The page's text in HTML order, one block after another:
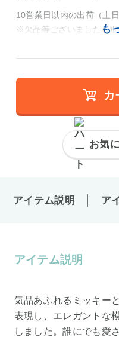
10営業日以内の出荷（土日
※欠品等ございましたら
カ
お気
アイテム説明 ア
アイテム説明
気品あふれるミッキー
表現し、エレガントな
しました。誰にでも愛